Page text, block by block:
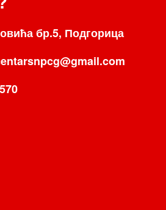
бр.5, Подгорица